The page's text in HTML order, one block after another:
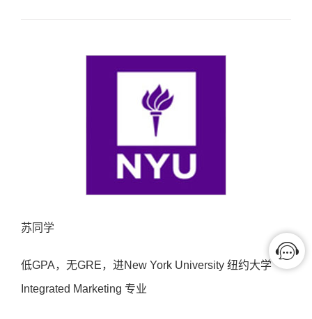
苏同学
低GPA，无GRE，进New York University 纽约大学
Integrated Marketing 专业